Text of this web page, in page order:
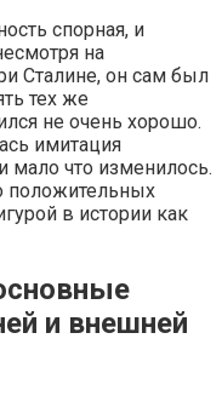
спорная, и
на
Сталине, он сам был
тех же
не очень хорошо.
имитация
мало что изменилось.
положительных
в истории как
и внешней